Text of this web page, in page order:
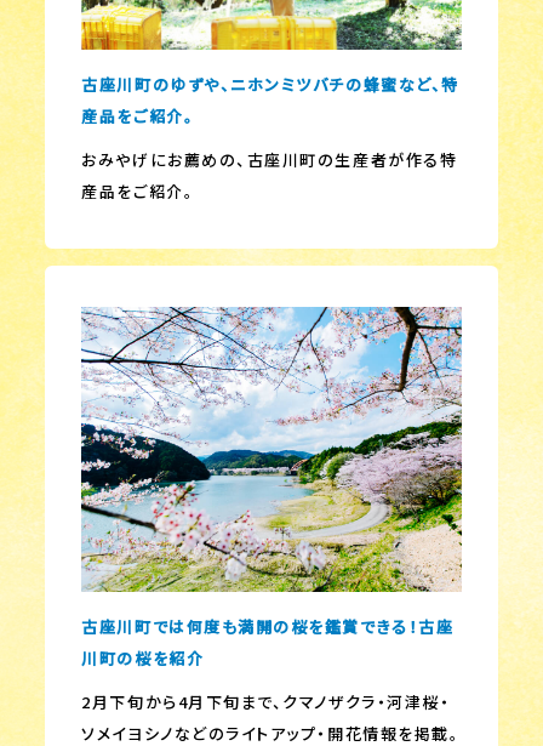
古座川町のゆずや、ニホンミツバチの蜂蜜など、特
産品をご紹介。
おみやげにお薦めの、古座川町の生産者が作る特
産品をご紹介。
古座川町では何度も満開の桜を鑑賞できる！古座
川町の桜を紹介
2月下旬から4月下旬まで、クマノザクラ・河津桜・
ソメイヨシノなどのライトアップ・開花情報を掲載。